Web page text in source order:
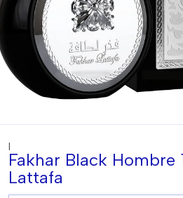
|
Fakhar Black Hombre
Lattafa